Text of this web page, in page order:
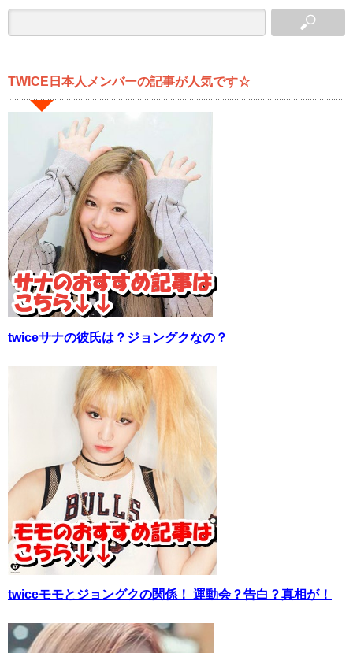
TWICE日本人メンバーの記事が人気です☆
twiceサナの彼氏は？ジョングクなの？
twiceモモとジョングクの関係！ 運動会？告白？真相が！